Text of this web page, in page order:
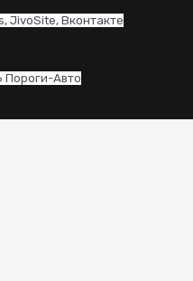
JivoSite, Вконтакте
Пороги-Авто